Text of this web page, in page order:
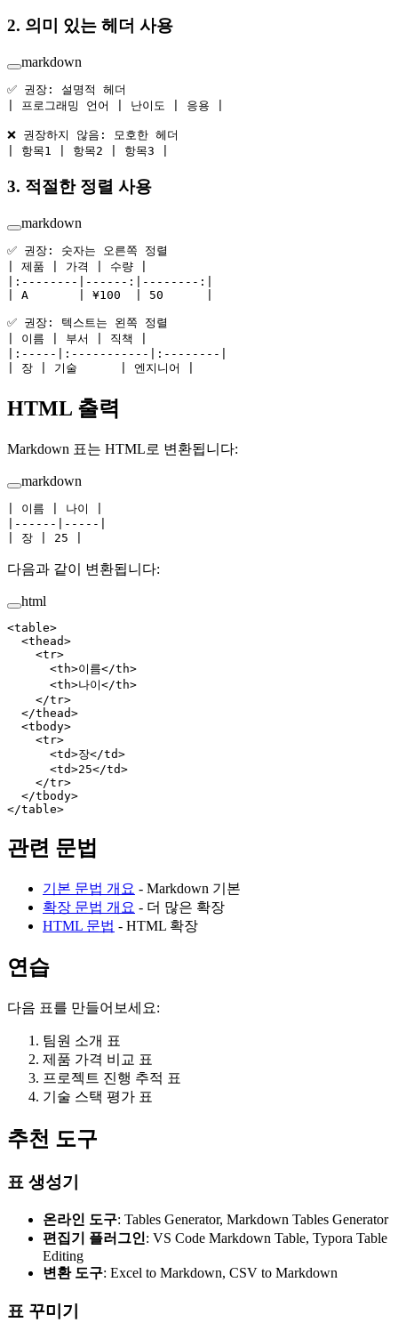
2. 의미 있는 헤더 사용
markdown
✅ 권장: 설명적 헤더
| 프로그래밍 언어 | 난이도 | 응용 |
❌ 권장하지 않음: 모호한 헤더
| 항목1 | 항목2 | 항목3 |
3. 적절한 정렬 사용
markdown
✅ 권장: 숫자는 오른쪽 정렬
| 제품 | 가격 | 수량 |
|:--------|------:|--------:|
| A       | ¥100  | 50      |
✅ 권장: 텍스트는 왼쪽 정렬
| 이름 | 부서 | 직책 |
|:-----|:-----------|:--------|
| 장 | 기술      | 엔지니어 |
HTML 출력
Markdown 표는 HTML로 변환됩니다:
markdown
| 이름 | 나이 |
|------|-----|
| 장 | 25 |
다음과 같이 변환됩니다:
html
<table>
  <
thead>
    <
tr>
      <
th>이름</th>
      <
th>나이</th>
    </
tr>
  </
thead>
  <
tbody>
    <
tr>
      <
td>장</td>
      <
td>25</td>
    </
tr>
  </
tbody>
</table>
관련 문법
기본 문법 개요 - Markdown 기본
확장 문법 개요 - 더 많은 확장
HTML 문법 - HTML 확장
연습
다음 표를 만들어보세요:
팀원 소개 표
제품 가격 비교 표
프로젝트 진행 추적 표
기술 스택 평가 표
추천 도구
표 생성기
온라인 도구: Tables Generator, Markdown Tables Generator
편집기 플러그인: VS Code Markdown Table, Typora Table
Editing
변환 도구: Excel to Markdown, CSV to Markdown
표 꾸미기